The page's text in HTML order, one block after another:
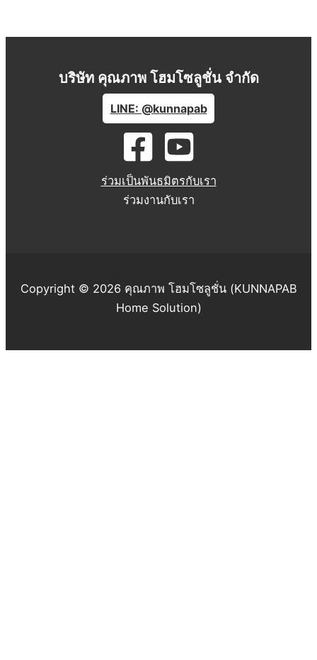
บริษัท คุณภาพ โฮมโซลูชั่น จำกัด
LINE: @kunnapab
ร่วมเป็นพันธมิตรกับเรา
ร่วมงานกับเรา
Copyright © 2026 คุณภาพ โฮมโซลูชั่น (KUNNAPAB
Home Solution)